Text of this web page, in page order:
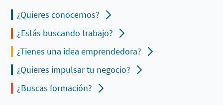
¿Quieres conocernos?
¿Estás buscando trabajo?
¿Tienes una idea emprendedora?
¿Quieres impulsar tu negocio?
¿Buscas formación?